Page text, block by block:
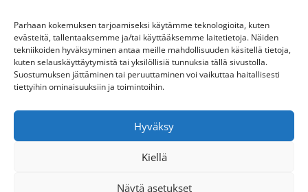
Parhaan kokemuksen tarjoamiseksi käytämme teknologioita, kuten
evästeitä, tallentaaksemme ja/tai käyttääksemme laitetietoja. Näiden
tekniikoiden hyväksyminen antaa meille mahdollisuuden käsitellä tietoja,
kuten selauskäyttäytymistä tai yksilöllisiä tunnuksia tällä sivustolla.
Suostumuksen jättäminen tai peruuttaminen voi vaikuttaa haitallisesti
tiettyihin ominaisuuksiin ja toimintoihin.
Hyväksy
Kiellä
Näytä asetukset
Copyright © 2020. Kaikki oikeudet pidätetään.
Tietosuojaseloste
Käytämme sivustollamme evästeitä, jotta
käyttökokemuksesi olisi entistä parempi.